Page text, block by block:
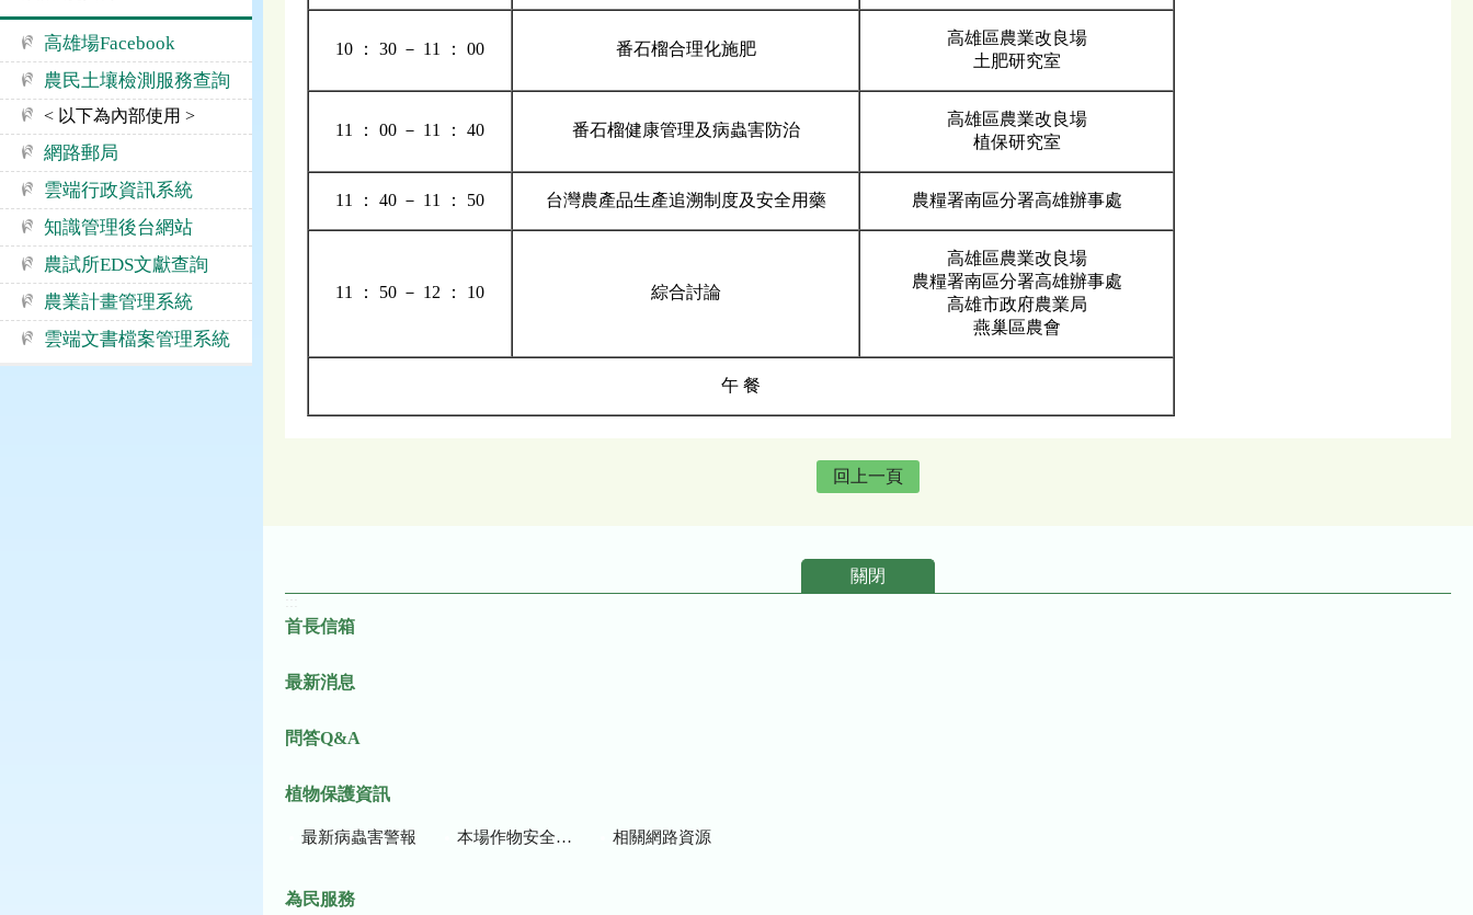
高雄場Facebook
農民土壤檢測服務查詢
< 以下為內部使用 >
網路郵局
雲端行政資訊系統
知識管理後台網站
農試所EDS文獻查詢
農業計畫管理系統
雲端文書檔案管理系統
10 ： 30 － 11 ： 00 番石榴合理化施肥
高雄區農業改良場
土肥研究室
11 ： 00 － 11 ： 40 番石榴健康管理及病蟲害防治
高雄區農業改良場
植保研究室
11 ： 40 － 11 ： 50 台灣農產品生產追溯制度及安全用藥 農糧署南區分署高雄辦事處
11 ： 50 － 12 ： 10 綜合討論
高雄區農業改良場
農糧署南區分署高雄辦事處
高雄市政府農業局
燕巢區農會
午 餐
回上一頁
關閉
首長信箱
最新消息
問答Q&A
植物保護資訊
最新病蟲害警報 本場作物安全用藥資訊 相關網路資源
為民服務